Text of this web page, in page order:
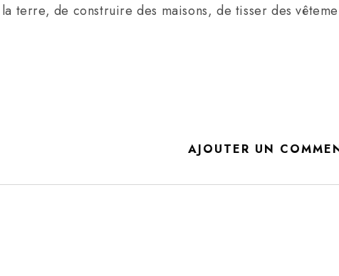
terre, de construire des maisons, de tisser des
AJOUTER UN